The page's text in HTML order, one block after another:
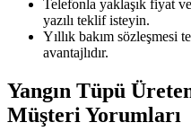
Telefonla yaklaşık fiyat
yazılı teklif isteyin.
Yıllık bakım sözleşmesi
avantajlıdır.
Yangın Tüpü
Müşteri Yorumları